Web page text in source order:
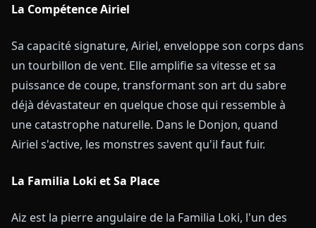
La Compétence Airiel
Sa capacité signature, Airiel, enveloppe son corps dans
un tourbillon de vent. Elle amplifie sa vitesse et sa
puissance de coupe, transformant son art du sabre
déjà dévastateur en quelque chose qui ressemble à
une catastrophe naturelle. Dans le Donjon, quand
Airiel s'active, les monstres savent qu'il faut fuir.
La Familia Loki et Sa Place
Aiz est la pierre angulaire de la Familia Loki, l'un des